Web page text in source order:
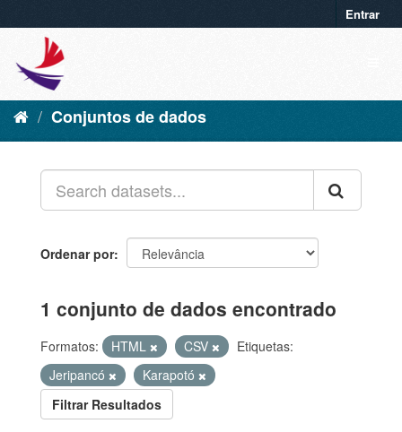
Entrar
Conjuntos de dados
Ordenar por
1 conjunto de dados encontrado
Formatos: HTML CSV
Etiquetas:
Jeripancó
Karapotó
Filtrar Resultados